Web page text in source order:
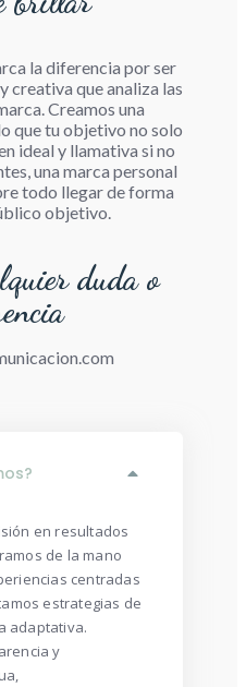
la diferencia por ser
creativa que analiza las
Creamos una
que tu objetivo no solo
ideal y llamativa si no
una marca personal
todo llegar de forma
objetivo.
duda o
en resultados
de la mano
centradas
estrategias de
adaptativa.
y